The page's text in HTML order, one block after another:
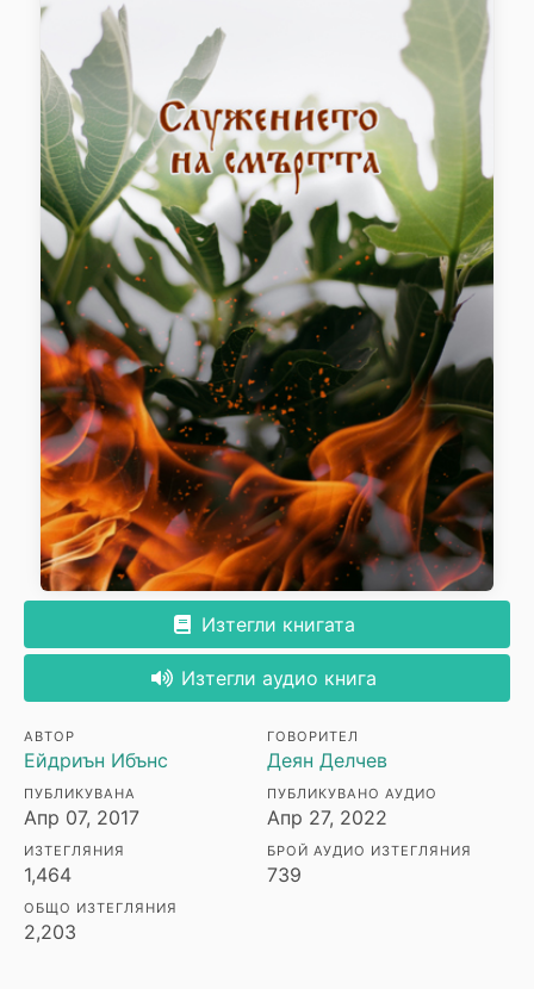
Изтегли книгата
Изтегли аудио книга
АВТОР
Ейдриън Ибънс
ГОВОРИТЕЛ
Деян Делчев
ПУБЛИКУВАНА
Апр 07, 2017
ПУБЛИКУВАНО АУДИО
Апр 27, 2022
ИЗТЕГЛЯНИЯ
1,464
БРОЙ АУДИО ИЗТЕГЛЯНИЯ
739
ОБЩО ИЗТЕГЛЯНИЯ
2,203